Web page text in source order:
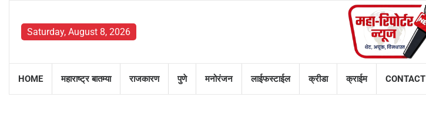
contentSaturday, August 8, 2026
HOME महाराष्ट्र बातम्या राजकारण पुणे मनोरंजन लाईफस्टाईल क्रीडा क्राईम CONTACT